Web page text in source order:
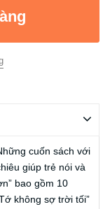
cuốn sách với
giúp trẻ nói và
bao gồm 10
không sợ trời tối”